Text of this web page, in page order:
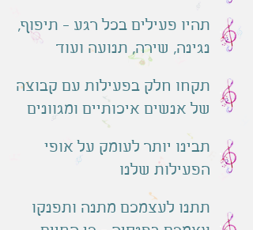
תהיו פעילים בכל רגע - תיפוף,
נגינה, שירה, תנועה ועוד
תקחו חלק בפעילות עם קבוצה
של אנשים איכותיים ומגוונים
תבינו יותר לעומק על אופי
הפעילות שלנו
תתנו לעצמכם מתנה ותפנקו